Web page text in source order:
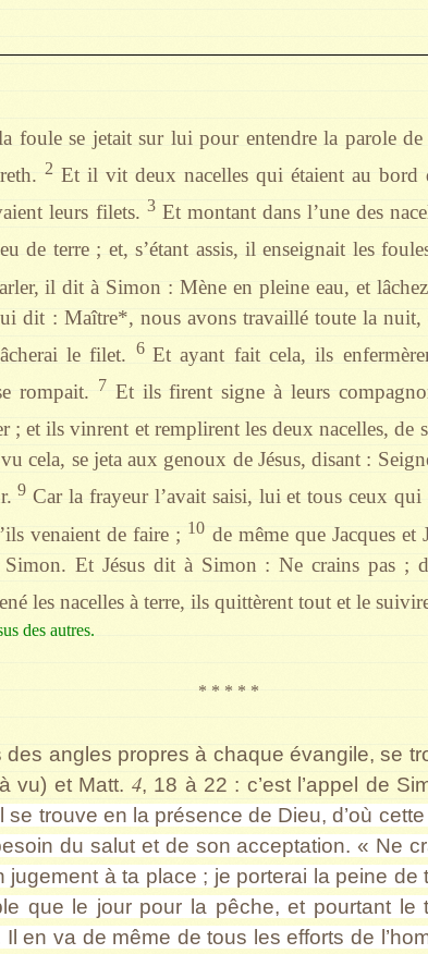
foule se jetait sur lui pour entendre la parole
2 Et il vit deux nacelles qui étaient au bord
leurs filets. 3Et montant dans l’une des
de terre ; et, s’étant assis, il enseignait les
il dit à Simon : Mène en pleine eau, et
dit : Maître*, nous avons travaillé toute la nuit,
le filet. 6Et ayant fait cela, ils
rompait. 7 Et ils firent signe à leurs
; et ils vinrent et remplirent les deux nacelles, de
cela, se jeta aux genoux de Jésus, disant :
9 Car la frayeur l’avait saisi, lui et tous ceux qui
venaient de faire ; 10 de même que Jacques et
Simon. Et Jésus dit à Simon : Ne crains pas ;
les nacelles à terre, ils quittèrent tout et le
des autres.
* * * * *
des angles propres à chaque évangile, se
vu) et Matt. 4, 18 à 22 : c’est l’appel de
se trouve en la présence de Dieu, d’où
du salut et de son acceptation. « Ne
jugement à ta place ; je porterai la peine de
que le jour pour la pêche, et pourtant le
en va de même de tous les efforts de